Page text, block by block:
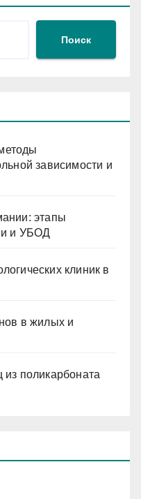
Поиск
зависимости и
этапы
и УБОД
клиник в
в жилых и
поликарбоната